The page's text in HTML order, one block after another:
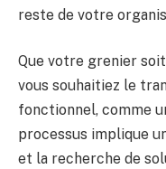
reste de votre
Que votre grenier
vous souhaitiez le
fonctionnel, comme
processus implique
et la recherche de